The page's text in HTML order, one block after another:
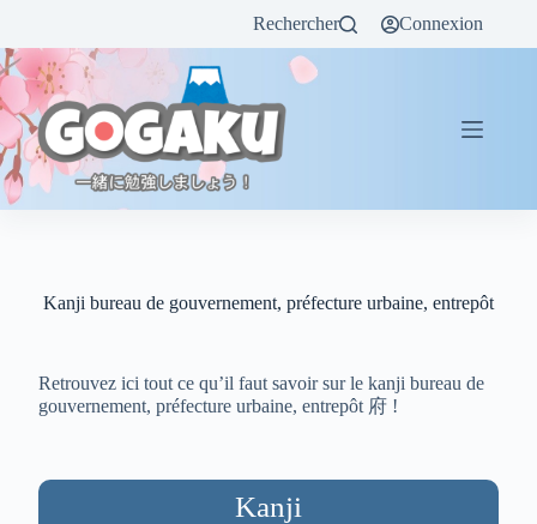
Rechercher Connexion
Kanji bureau de gouvernement, préfecture urbaine, entrepôt
Retrouvez ici tout ce qu’il faut savoir sur le kanji bureau de
gouvernement, préfecture urbaine, entrepôt 府 !
Kanji